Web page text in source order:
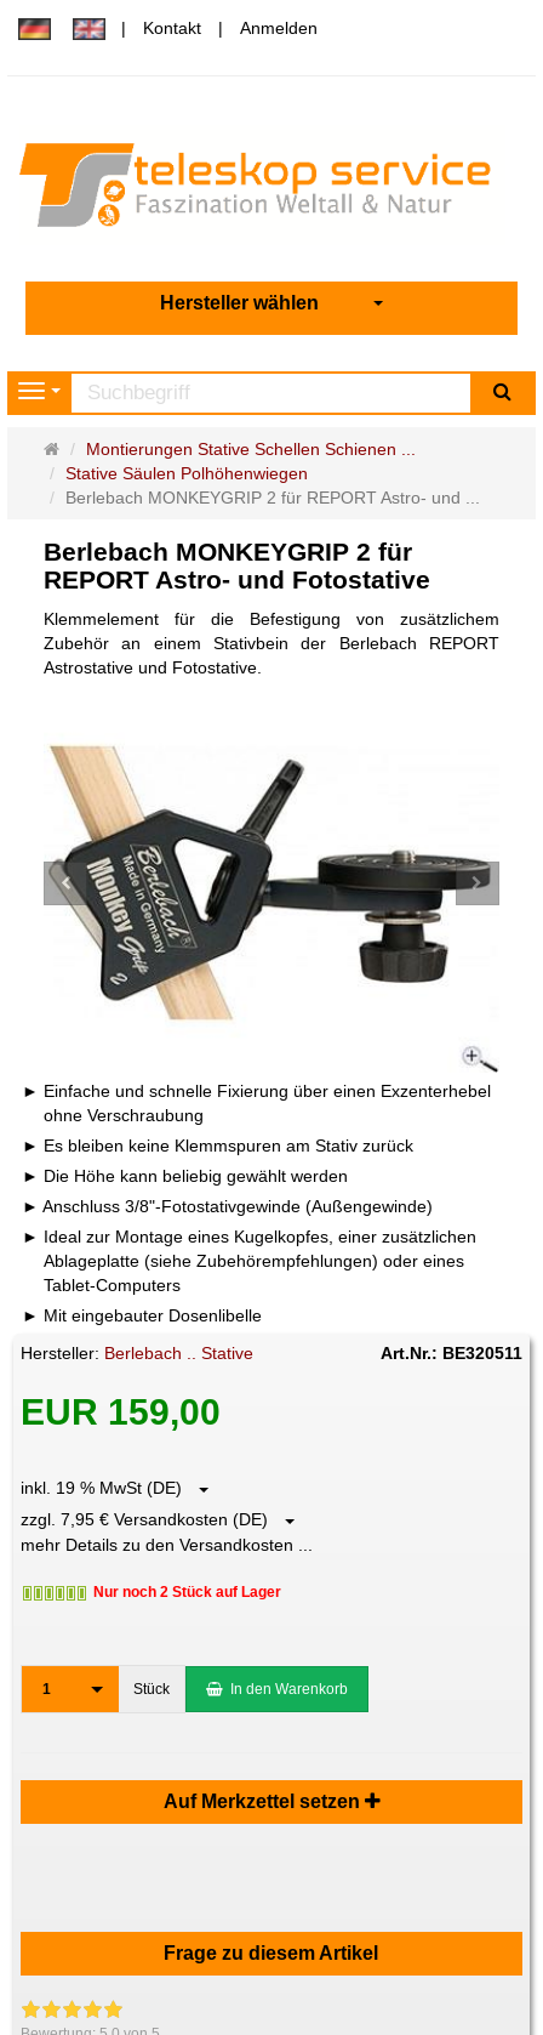
Kontakt Anmelden
Hersteller wählen
Navigation
Startseite
Montierungen Stative Schellen Schienen ...
Stative Säulen Polhöhenwiegen
Berlebach MONKEYGRIP 2 für REPORT Astro- und ...
Berlebach MONKEYGRIP 2 für
REPORT Astro- und Fotostative
Klemmelement für die Befestigung von zusätzlichem
Zubehör an einem Stativbein der Berlebach REPORT
Astrostative und Fotostative.
Einfache und schnelle Fixierung über einen Exzenterhebel
ohne Verschraubung
Es bleiben keine Klemmspuren am Stativ zurück
Die Höhe kann beliebig gewählt werden
Anschluss 3/8"-Fotostativgewinde (Außengewinde)
Ideal zur Montage eines Kugelkopfes, einer zusätzlichen
Ablageplatte (siehe Zubehörempfehlungen) oder eines
Tablet-Computers
Mit eingebauter Dosenlibelle
Hersteller: Berlebach .. Stative Art.Nr.: BE320511
EUR 159,00
inkl. 19 % MwSt (DE)
zzgl. 7,95 € Versandkosten (DE)
mehr Details zu den Versandkosten ...
Nur noch 2 Stück auf Lager
1 Stück In den Warenkorb
Auf Merkzettel setzen
Frage zu diesem Artikel